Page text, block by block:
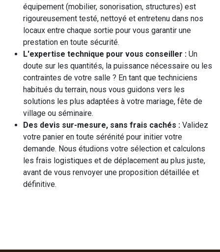
équipement (mobilier, sonorisation, structures) est
rigoureusement testé, nettoyé et entretenu dans nos
locaux entre chaque sortie pour vous garantir une
prestation en toute sécurité.
L'expertise technique pour vous conseiller : Un
doute sur les quantités, la puissance nécessaire ou les
contraintes de votre salle ? En tant que techniciens
habitués du terrain, nous vous guidons vers les
solutions les plus adaptées à votre mariage, fête de
village ou séminaire.
Des devis sur-mesure, sans frais cachés : Validez
votre panier en toute sérénité pour initier votre
demande. Nous étudions votre sélection et calculons
les frais logistiques et de déplacement au plus juste,
avant de vous renvoyer une proposition détaillée et
définitive.